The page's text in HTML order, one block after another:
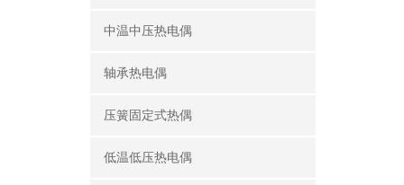
中温中压热电偶
轴承热电偶
压簧固定式热偶
低温低压热电偶